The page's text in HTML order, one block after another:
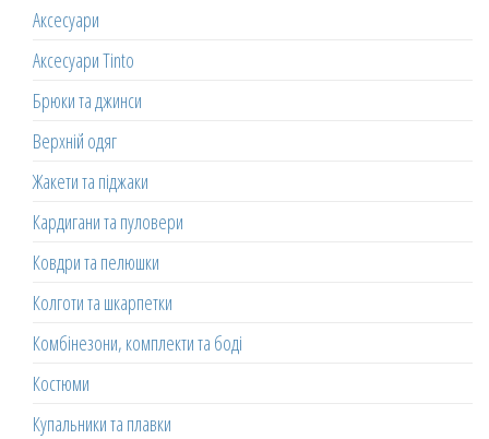
Аксесуари
Аксесуари Tinto
Брюки та джинси
Верхній одяг
Жакети та піджаки
Кардигани та пуловери
Ковдри та пелюшки
Колготи та шкарпетки
Комбінезони, комплекти та боді
Костюми
Купальники та плавки